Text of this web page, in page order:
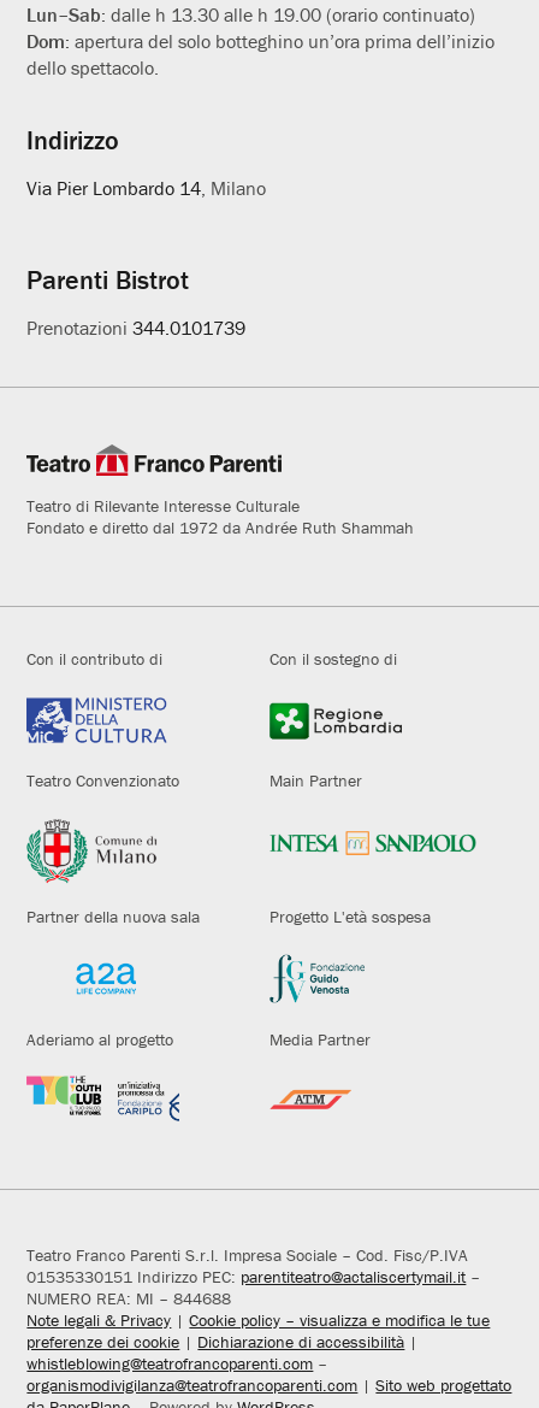
Lun–Sab:dalle h 13.30 alle h 19.00 (orario continuato)
Dom:apertura del solo botteghino un’ora prima dell’inizio
dello spettacolo.
Indirizzo
Via Pier Lombardo 14 , Milano
Parenti Bistrot
Prenotazioni344.0101739
Teatro di Rilevante Interesse Culturale
Fondato e diretto dal 1972 da Andrée Ruth Shammah
Con il contributo di Con il sostegno di
Teatro Convenzionato Main Partner
Partner della nuova sala Progetto L'età sospesa
Aderiamo al progetto Media Partner
Teatro Franco Parenti S.r.l. Impresa Sociale – Cod. Fisc/P.IVA
01535330151 Indirizzo PEC: parentiteatro@actaliscertymail.it–
NUMERO REA: MI – 844688
Note legali & Privacy |Cookie policy – visualizza e modifica le tue
preferenze dei cookie | Dichiarazione di accessibilità |
whistleblowing@teatrofrancoparenti.com –
organismodivigilanza@teatrofrancoparenti.com |Sito web progettato